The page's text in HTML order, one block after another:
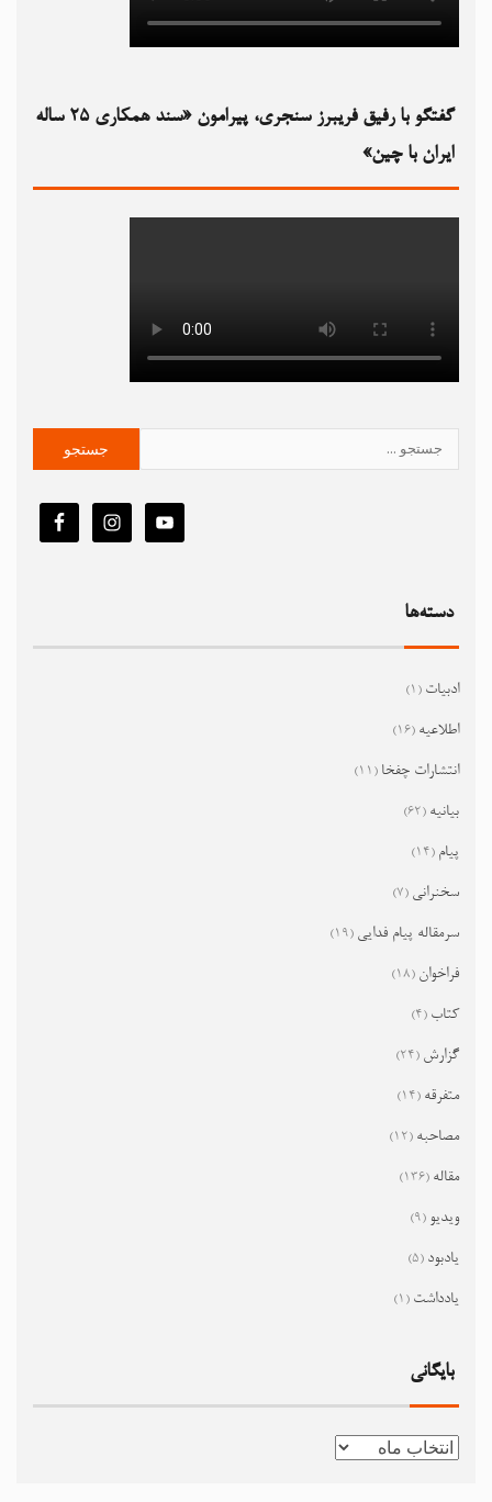
گفتگو با رفیق فریبرز سنجری، پیرامون «سند همکاری ۲۵ ساله
ایران با چین»
دسته‌ها
ادبیات (1)
اطلاعیه (16)
انتشارات چفخا (11)
بیانیه (62)
پیام (14)
سخنرانی (7)
سرمقاله پیام فدایی (19)
فراخوان (18)
کتاب (4)
گزارش (24)
متفرقه (14)
مصاحبه (12)
مقاله (136)
ویدیو (9)
یادبود (5)
یادداشت (1)
بایگانی